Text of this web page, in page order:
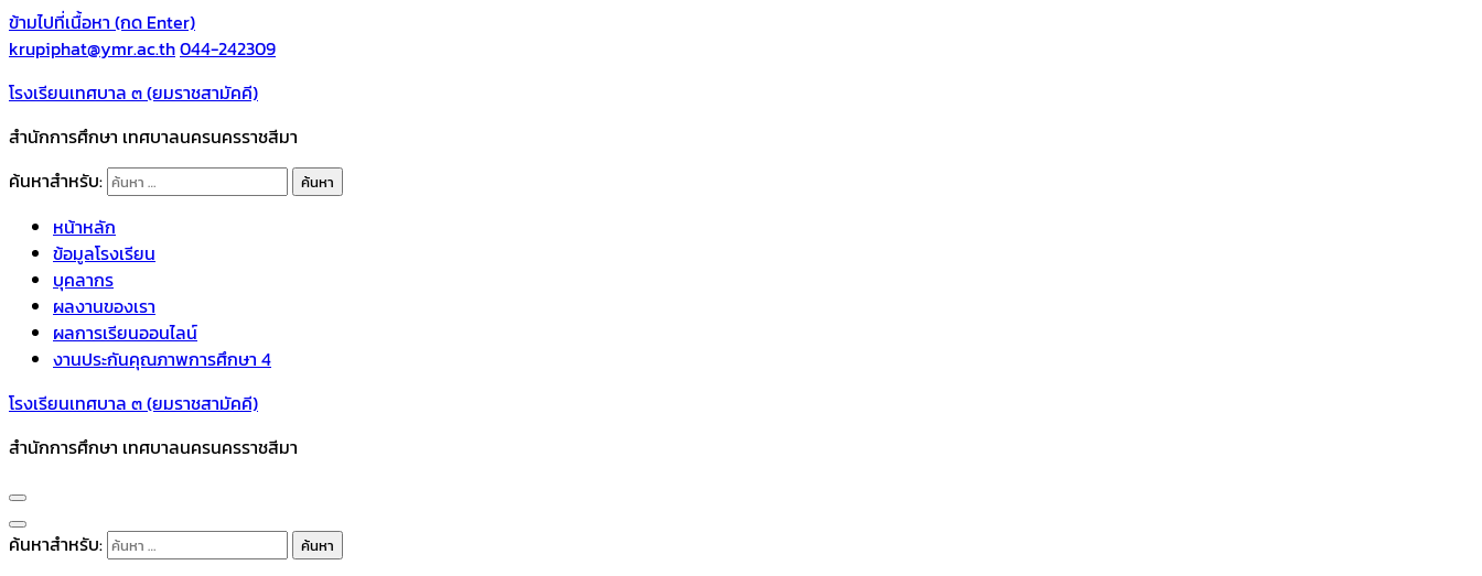
ข้ามไปที่เนื้อหา (กด Enter)
krupiphat@ymr.ac.th044-242309
โรงเรียนเทศบาล ๓ (ยมราชสามัคคี)
สำนักการศึกษา เทศบาลนครนครราชสีมา
ค้นหาสำหรับ:
หน้าหลัก
ข้อมูลโรงเรียน
บุคลากร
ผลงานของเรา
ผลการเรียนออนไลน์
งานประกันคุณภาพการศึกษา 4
โรงเรียนเทศบาล ๓ (ยมราชสามัคคี)
สำนักการศึกษา เทศบาลนครนครราชสีมา
ค้นหาสำหรับ: